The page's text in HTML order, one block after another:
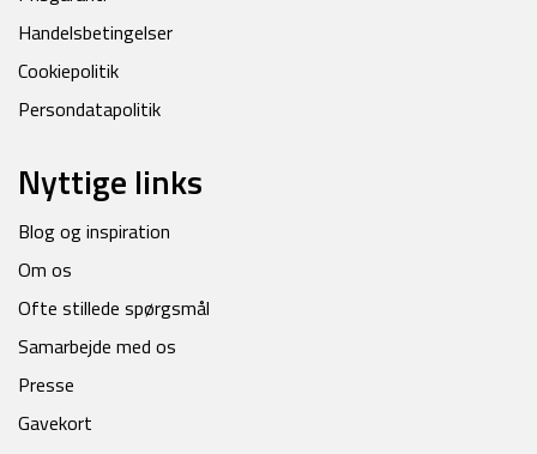
Handelsbetingelser
Cookiepolitik
Persondatapolitik
Nyttige links
Blog og inspiration
Om os
Ofte stillede spørgsmål
Samarbejde med os
Presse
Gavekort